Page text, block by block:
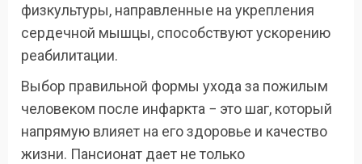
физкультуры, направленные на укрепления
сердечной мышцы, способствуют ускорению
реабилитации.
Выбор правильной формы ухода за пожилым
человеком после инфаркта − это шаг, который
напрямую влияет на его здоровье и качество
жизни. Пансионат дает не только